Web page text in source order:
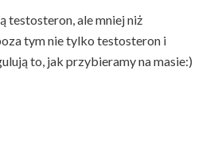
testosteron, ale mniej niż
tym nie tylko testosteron i
to, jak przybieramy na masie:)